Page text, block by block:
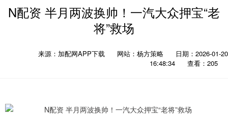
N配资 半月两波换帅！一汽大众押宝“老
将”救场
来源：加配网APP下载 网站：杨方策略
日期：2026-01-20
16:48:34
查看：205